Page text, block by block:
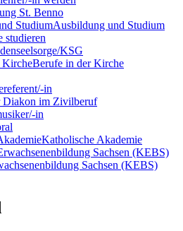
St. Benno
Ausbildung und Studium
studieren
KSG
Berufe in der Kirche
in
Diakon im Zivilberuf
in
Katholische Akademie
Sachsen (KEBS)